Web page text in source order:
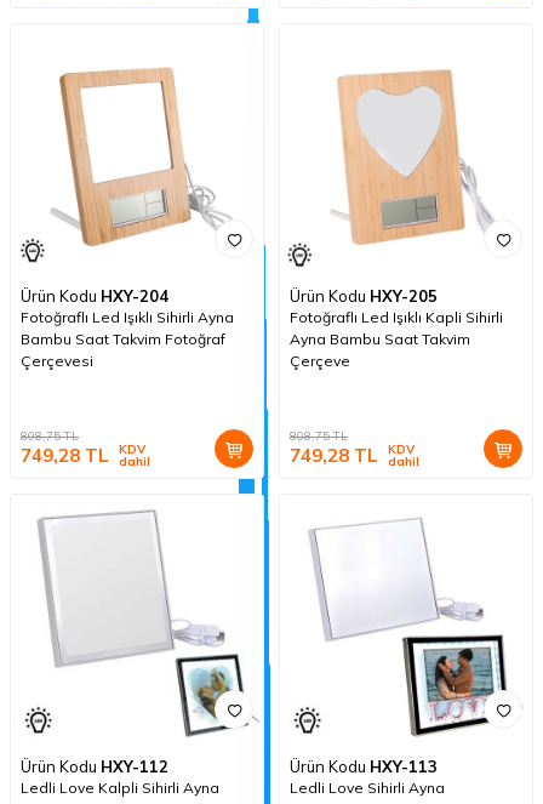
Ürün Kodu HXY-204
Fotoğraflı Led Işıklı Sihirli Ayna
Bambu Saat Takvim Fotoğraf
Çerçevesi
808,75TL
749,28 TL KDV
dahil
Ürün Kodu HXY-205
Fotoğraflı Led Işıklı Kapli Sihirli
Ayna Bambu Saat Takvim
Çerçeve
808,75TL
749,28 TL KDV
dahil
Ürün Kodu HXY-112
Ledli Love Kalpli Sihirli Ayna
Ürün Kodu HXY-113
Ledli Love Sihirli Ayna